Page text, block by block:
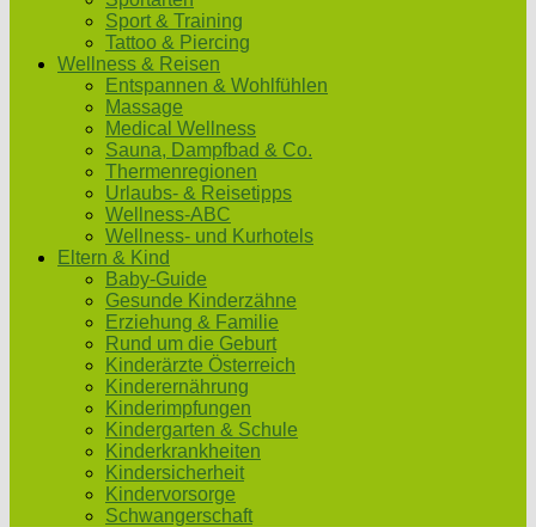
Sport & Training
Tattoo & Piercing
Wellness & Reisen
Entspannen & Wohlfühlen
Massage
Medical Wellness
Sauna, Dampfbad & Co.
Thermenregionen
Urlaubs- & Reisetipps
Wellness-ABC
Wellness- und Kurhotels
Eltern & Kind
Baby-Guide
Gesunde Kinderzähne
Erziehung & Familie
Rund um die Geburt
Kinderärzte Österreich
Kinderernährung
Kinderimpfungen
Kindergarten & Schule
Kinderkrankheiten
Kindersicherheit
Kindervorsorge
Schwangerschaft